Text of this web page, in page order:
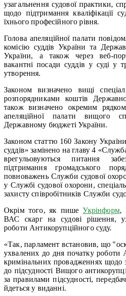
узагальнення судової практики,
щодо підтримання кваліфікації
їхнього професійного рівня.
Голова апеляційної палати
комісію суддів України та
України, а також через веб-
вакантні посади суддів у суді у
утворення.
Законом визначено вищі
розпорядниками коштів
також визначено окремим
апеляційної палати вищого
Державному бюджеті України.
Законом статтю 160 Закону
суддів» замінено на главу 4
врегульовуються питання
підтримання громадського
повноважень Служби судової
у Службі судової охорони,
захисту співробітників Служби
Окрім того, як пишеУкрінформ,
ВАС скарг на судові рішення,
роботи Антикорупційного суду.
«Так, парламент встановив, що
ухвалених до дня початку роботи
кримінальних провадженнях щодо
до підсудності Вищого
за правилами підсудності,
йдеться у виданні.